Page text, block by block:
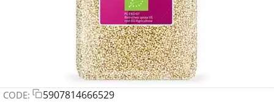
CODE: 5907814666529